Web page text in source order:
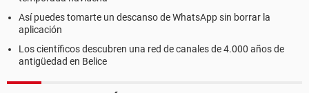
Así puedes tomarte un descanso de WhatsApp sin borrar la
aplicación
Los científicos descubren una red de canales de 4.000 años de
antigüedad en Belice